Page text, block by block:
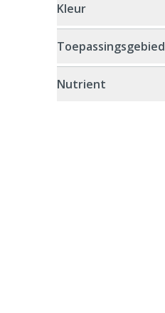
Kleur
Toepassingsgebied
Nutrient